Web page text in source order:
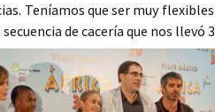
Teníamos que ser muy
secuencia de cacería que nos